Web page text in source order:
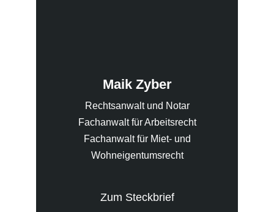
Maik Zyber
Rechtsanwalt und Notar
Fachanwalt für Arbeitsrecht
Fachanwalt für Miet- und
Wohneigentumsrecht
Zum Steckbrief